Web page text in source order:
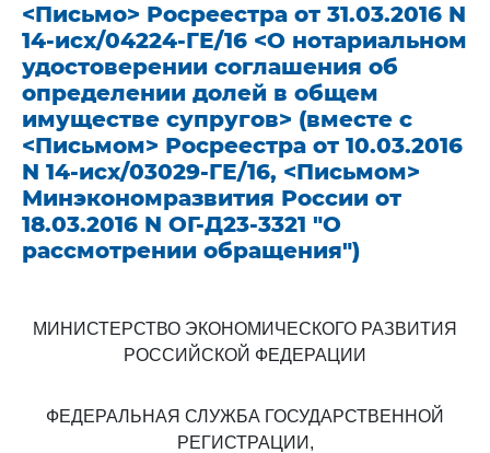
<Письмо> Росреестра от 31.03.2016 N
14-исх/04224-ГЕ/16 <О нотариальном
удостоверении соглашения об
определении долей в общем
имуществе супругов> (вместе с
<Письмом> Росреестра от 10.03.2016
N 14-исх/03029-ГЕ/16, <Письмом>
Минэкономразвития России от
18.03.2016 N ОГ-Д23-3321 "О
рассмотрении обращения")
МИНИСТЕРСТВО ЭКОНОМИЧЕСКОГО РАЗВИТИЯ
РОССИЙСКОЙ ФЕДЕРАЦИИ
ФЕДЕРАЛЬНАЯ СЛУЖБА ГОСУДАРСТВЕННОЙ
РЕГИСТРАЦИИ,